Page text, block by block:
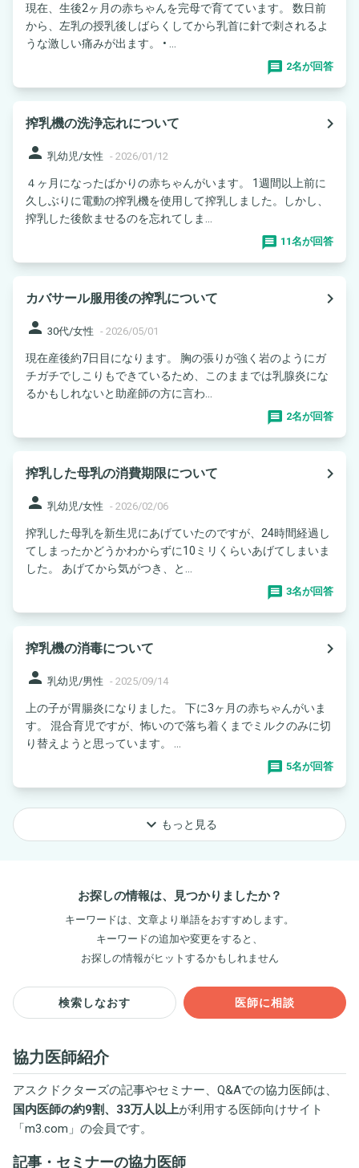
現在、生後2ヶ月の赤ちゃんを完母で育てています。 数日前
から、左乳の授乳後しばらくしてから乳首に針で刺されるよ
うな激しい痛みが出ます。 • ...
2名が回答
搾乳機の洗浄忘れについて
navigate_next
person 乳幼児/女性 - 2026/01/12
４ヶ月になったばかりの赤ちゃんがいます。 1週間以上前に
久しぶりに電動の搾乳機を使用して搾乳しました。しかし、
搾乳した後飲ませるのを忘れてしま...
11名が回答
カバサール服用後の搾乳について
navigate_next
person 30代/女性 - 2026/05/01
現在産後約7日目になります。 胸の張りが強く岩のようにガ
チガチでしこりもできているため、このままでは乳腺炎にな
るかもしれないと助産師の方に言わ...
2名が回答
搾乳した母乳の消費期限について
navigate_next
person 乳幼児/女性 - 2026/02/06
搾乳した母乳を新生児にあげていたのですが、24時間経過し
てしまったかどうかわからずに10ミリくらいあげてしまいま
した。 あげてから気がつき、と...
3名が回答
搾乳機の消毒について
navigate_next
person 乳幼児/男性 - 2025/09/14
上の子が胃腸炎になりました。 下に3ヶ月の赤ちゃんがいま
す。 混合育児ですが、怖いので落ち着くまでミルクのみに切
り替えようと思っています。 ...
5名が回答
keyboard_arrow_down もっと見る
お探しの情報は、見つかりましたか？
キーワードは、文章より単語をおすすめします。
キーワードの追加や変更をすると、
お探しの情報がヒットするかもしれません
検索しなおす 医師に相談
協力医師紹介
アスクドクターズの記事やセミナー、Q&Aでの協力医師は、
国内医師の約9割、33万人以上が利用する医師向けサイト
「m3.com 」の会員です。
記事・セミナーの協力医師